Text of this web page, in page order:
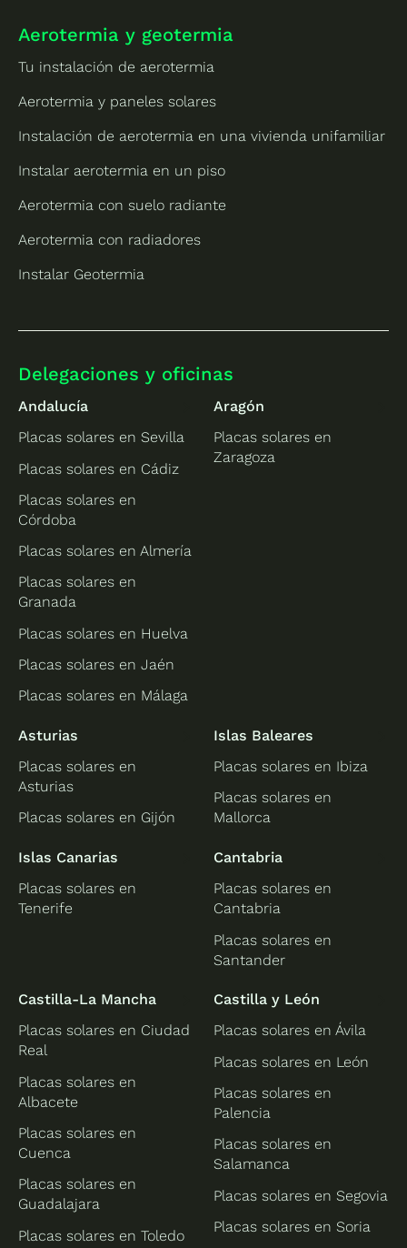
Aerotermia y geotermia
Tu instalación de aerotermia
Aerotermia y paneles solares
Instalación de aerotermia en una vivienda unifamiliar
Instalar aerotermia en un piso
Aerotermia con suelo radiante
Aerotermia con radiadores
Instalar Geotermia
Delegaciones y oficinas
Andalucía
Placas solares en Sevilla
Placas solares en Cádiz
Placas solares en
Córdoba
Placas solares en Almería
Placas solares en
Granada
Placas solares en Huelva
Placas solares en Jaén
Placas solares en Málaga
Aragón
Placas solares en
Zaragoza
Asturias
Placas solares en
Asturias
Placas solares en Gijón
Islas Baleares
Placas solares en Ibiza
Placas solares en
Mallorca
Islas Canarias
Placas solares en
Tenerife
Cantabria
Placas solares en
Cantabria
Placas solares en
Santander
Castilla-La Mancha
Placas solares en Ciudad
Real
Placas solares en
Albacete
Placas solares en
Cuenca
Placas solares en
Guadalajara
Placas solares en Toledo
Castilla y León
Placas solares en Ávila
Placas solares en León
Placas solares en
Palencia
Placas solares en
Salamanca
Placas solares en Segovia
Placas solares en Soria